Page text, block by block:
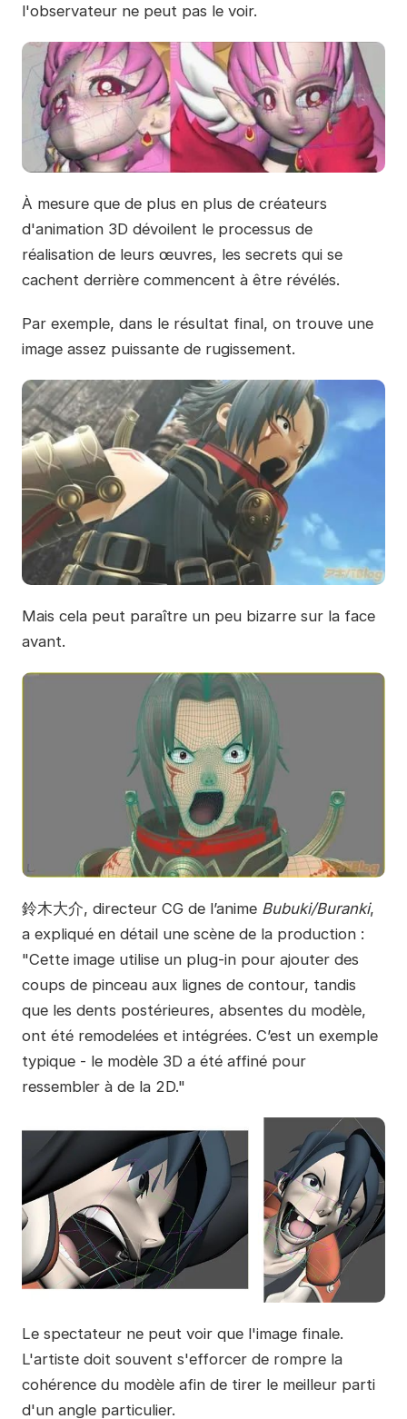
l'observateur ne peut pas le voir.
À mesure que de plus en plus de créateurs
d'animation 3D dévoilent le processus de
réalisation de leurs œuvres, les secrets qui se
cachent derrière commencent à être révélés.
Par exemple, dans le résultat final, on trouve une
image assez puissante de rugissement.
Mais cela peut paraître un peu bizarre sur la face
avant.
鈴木大介, directeur CG de l’anime Bubuki/Buranki,
a expliqué en détail une scène de la production :
"Cette image utilise un plug-in pour ajouter des
coups de pinceau aux lignes de contour, tandis
que les dents postérieures, absentes du modèle,
ont été remodelées et intégrées. C’est un exemple
typique - le modèle 3D a été affiné pour
ressembler à de la 2D."
Le spectateur ne peut voir que l'image finale.
L'artiste doit souvent s'efforcer de rompre la
cohérence du modèle afin de tirer le meilleur parti
d'un angle particulier.